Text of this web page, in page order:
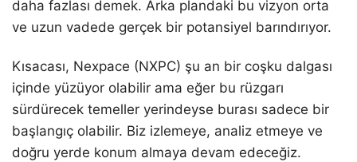
daha fazlası demek. Arka plandaki bu vizyon orta
ve uzun vadede gerçek bir potansiyel barındırıyor.
Kısacası, Nexpace (NXPC) şu an bir coşku dalgası
içinde yüzüyor olabilir ama eğer bu rüzgarı
sürdürecek temeller yerindeyse burası sadece bir
başlangıç olabilir. Biz izlemeye, analiz etmeye ve
doğru yerde konum almaya devam edeceğiz.